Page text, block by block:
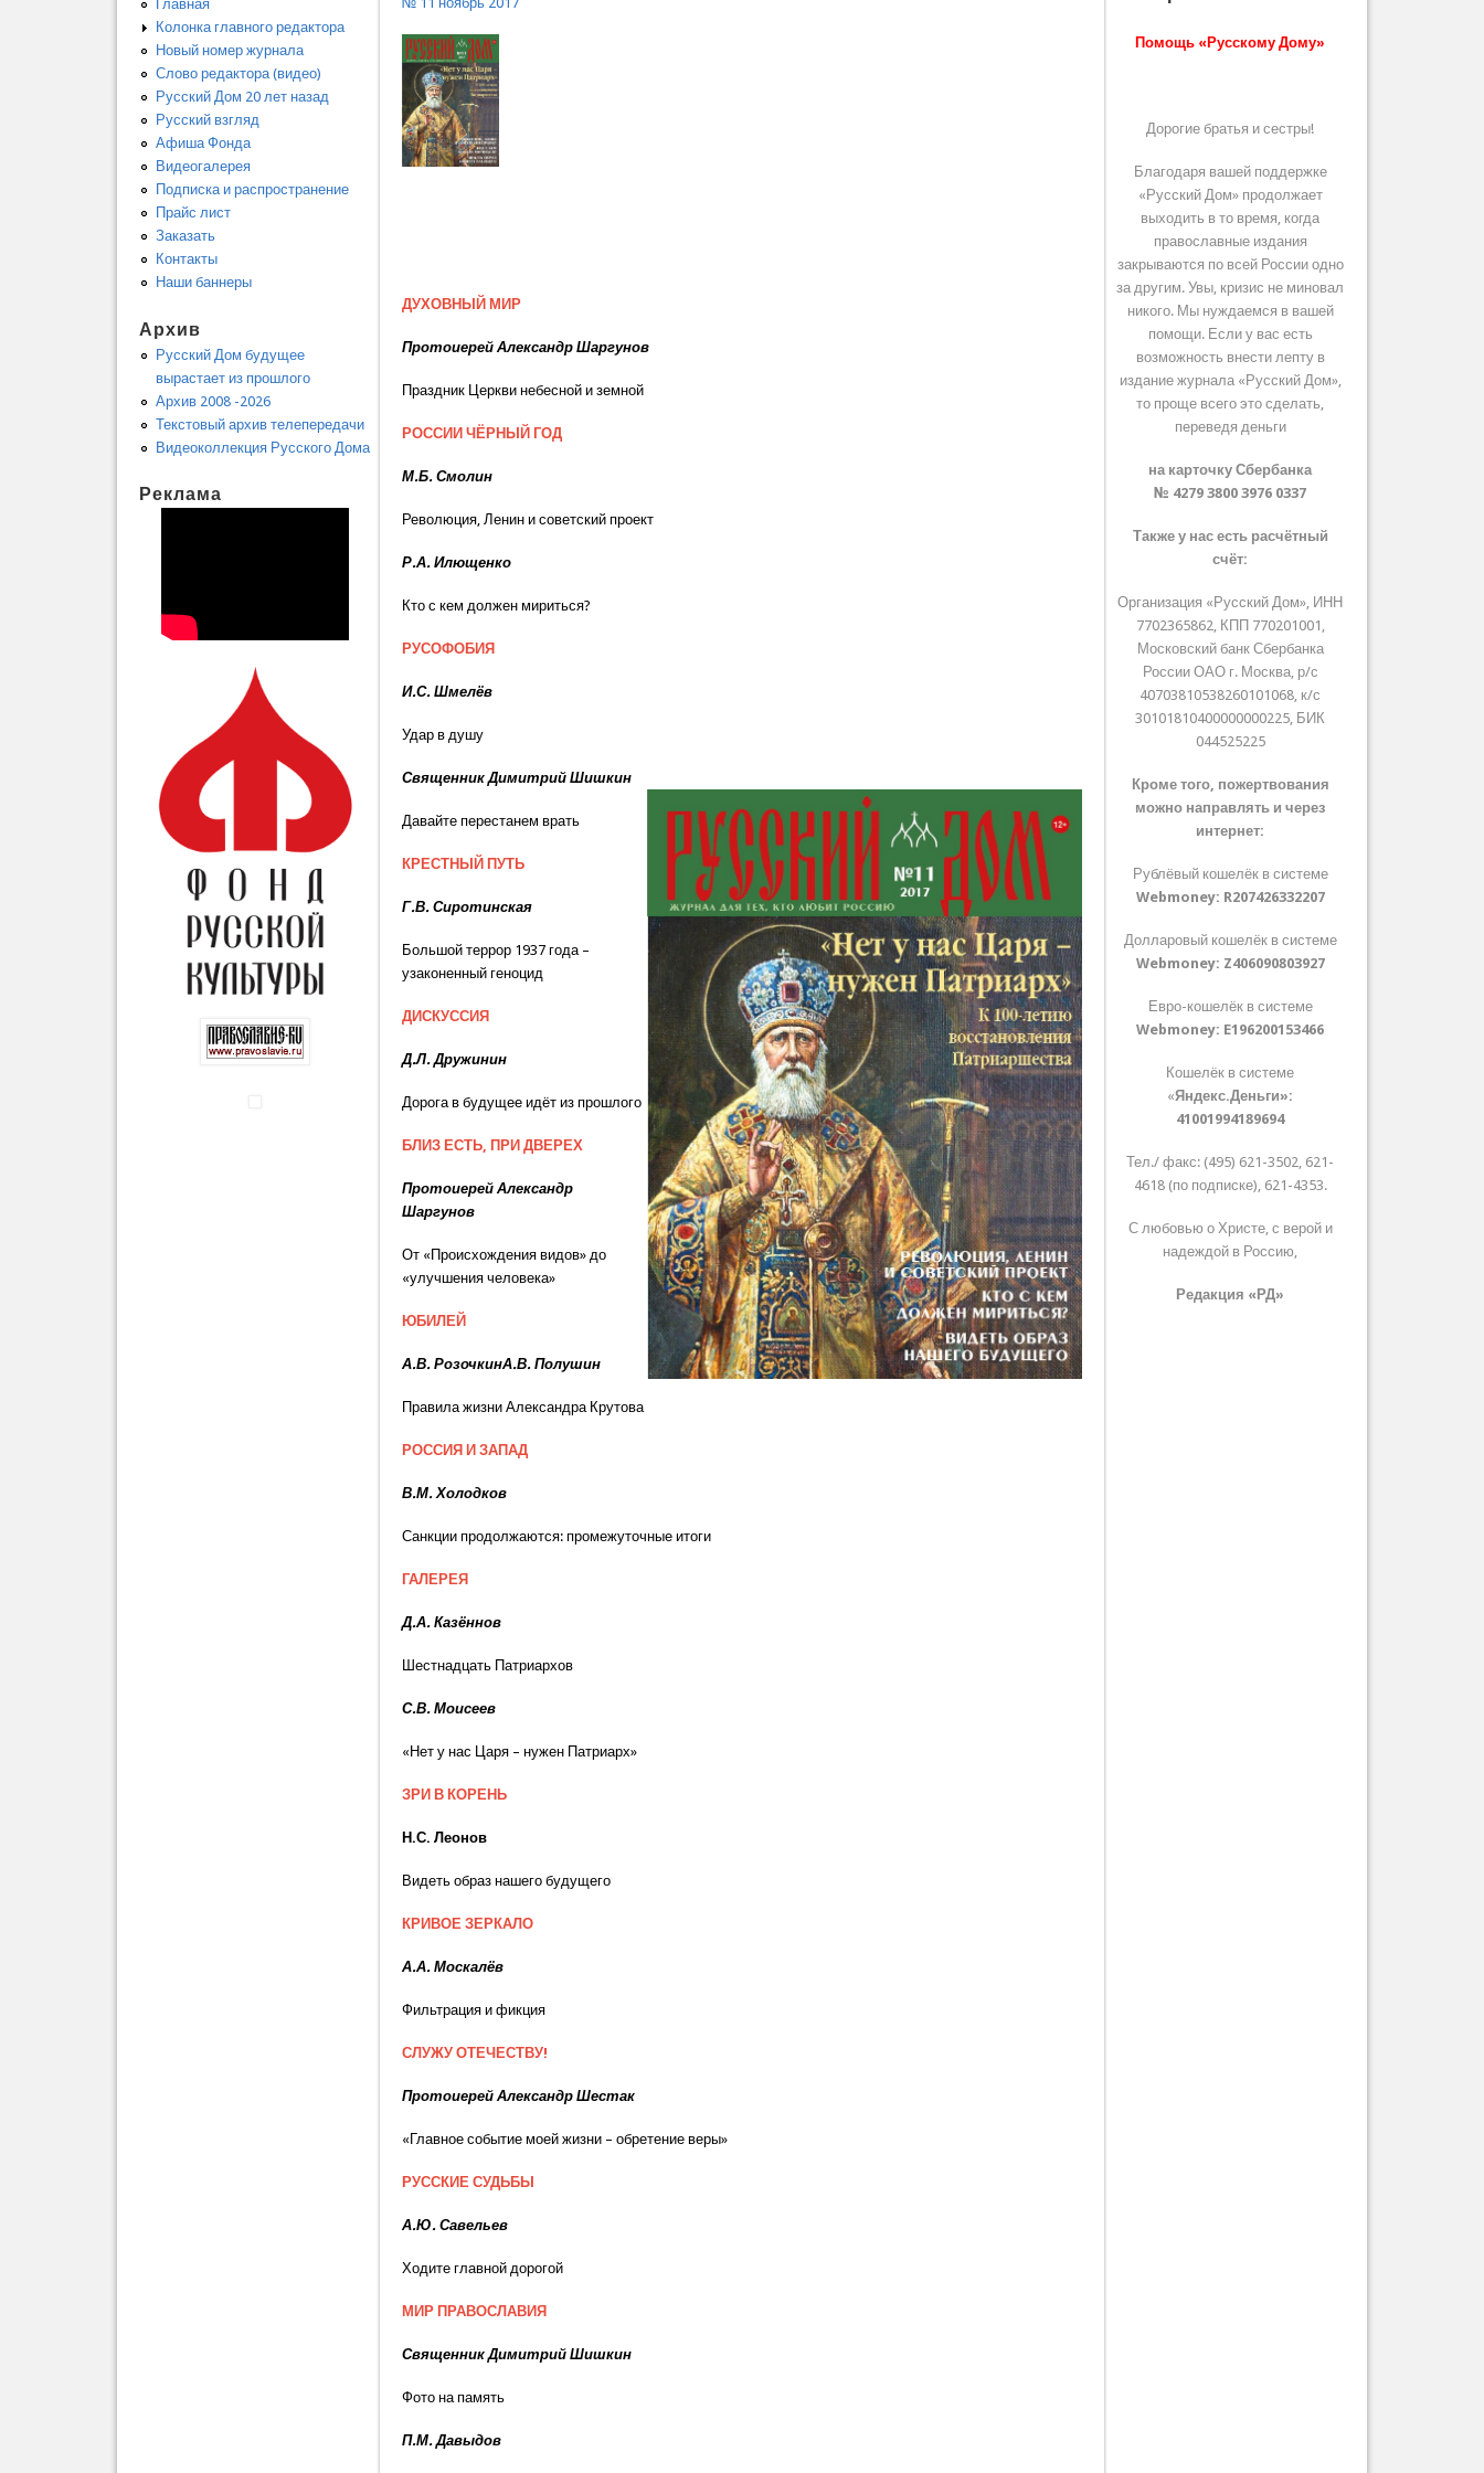
ДУХОВНЫЙ МИР
Протоиерей Александр Шаргунов
Праздник Церкви небесной и земной
РОССИИ ЧЁРНЫЙ ГОД
М.Б. Смолин
Революция, Ленин и советский проект
Р.А. Илющенко
Кто с кем должен мириться?
РУСОФОБИЯ
И.С. Шмелёв
Удар в душу
Священник Димитрий Шишкин
Давайте перестанем врать
КРЕСТНЫЙ ПУТЬ
Г.В. Сиротинская
Большой террор 1937 года –
узаконенный геноцид
ДИСКУССИЯ
Д.Л. Дружинин
Дорога в будущее идёт из прошлого
БЛИЗ ЕСТЬ, ПРИ ДВЕРЕХ
Протоиерей Александр
Шаргунов
От «Происхождения видов» до
«улучшения человека»
ЮБИЛЕЙ
А.В. РозочкинА.В. Полушин
Правила жизни Александра Крутова
РОССИЯ И ЗАПАД
В.М. Холодков
Санкции продолжаются: промежуточные итоги
ГАЛЕРЕЯ
Д.А. Казённов
Шестнадцать Патриархов
С.В. Моисеев
«Нет у нас Царя – нужен Патриарх»
ЗРИ В КОРЕНЬ
Н.С. Леонов
Видеть образ нашего будущего
КРИВОЕ ЗЕРКАЛО
А.А. Москалёв
Фильтрация и фикция
СЛУЖУ ОТЕЧЕСТВУ!
Протоиерей Александр Шестак
«Главное событие моей жизни – обретение веры»
РУССКИЕ СУДЬБЫ
А.Ю. Савельев
Ходите главной дорогой
МИР ПРАВОСЛАВИЯ
Священник Димитрий Шишкин
Фото на память
П.М. Давыдов
Главная
Колонка главного редактора
Новый номер журнала
Слово редактора (видео)
Русский Дом 20 лет назад
Русский взгляд
Афиша Фонда
Видеогалерея
Подписка и распространение
Прайс лист
Заказать
Контакты
Наши баннеры
Архив
Русский Дом будущее
вырастает из прошлого
Архив 2008 -2026
Текстовый архив телепередачи
Видеоколлекция Русского Дома
Реклама
Помощь «Русскому Дому»
Дорогие братья и сестры!
Благодаря вашей поддержке
«Русский Дом» продолжает
выходить в то время, когда
православные издания
закрываются по всей России одно
за другим. Увы, кризис не миновал
никого. Мы нуждаемся в вашей
помощи. Если у вас есть
возможность внести лепту в
издание журнала «Русский Дом»,
то проще всего это сделать,
переведя деньги
на карточку Сбербанка
№ 4279 3800 3976 0337
Также у нас есть расчётный
счёт:
Организация «Русский Дом», ИНН
7702365862, КПП 770201001,
Московский банк Сбербанка
России ОАО г. Москва, р/с
40703810538260101068, к/с
30101810400000000225, БИК
044525225
Кроме того, пожертвования
можно направлять и через
интернет:
Рублёвый кошелёк в системе
Webmoney: R207426332207
Долларовый кошелёк в системе
Webmoney: Z406090803927
Евро-кошелёк в системе
Webmoney: E196200153466
Кошелёк в системе
«Яндекс.Деньги»:
41001994189694
Тел./ факс: (495) 621-3502, 621-
4618 (по подписке), 621-4353.
С любовью о Христе, с верой и
надеждой в Россию,
Редакция «РД»